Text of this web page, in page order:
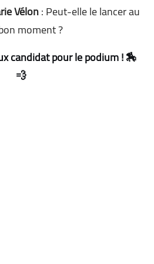
Vélon: Peut-elle le lancer au
moment ?
candidat pour le podium ! 🏇
💨